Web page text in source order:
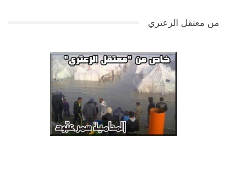
من معتقل الزعتري